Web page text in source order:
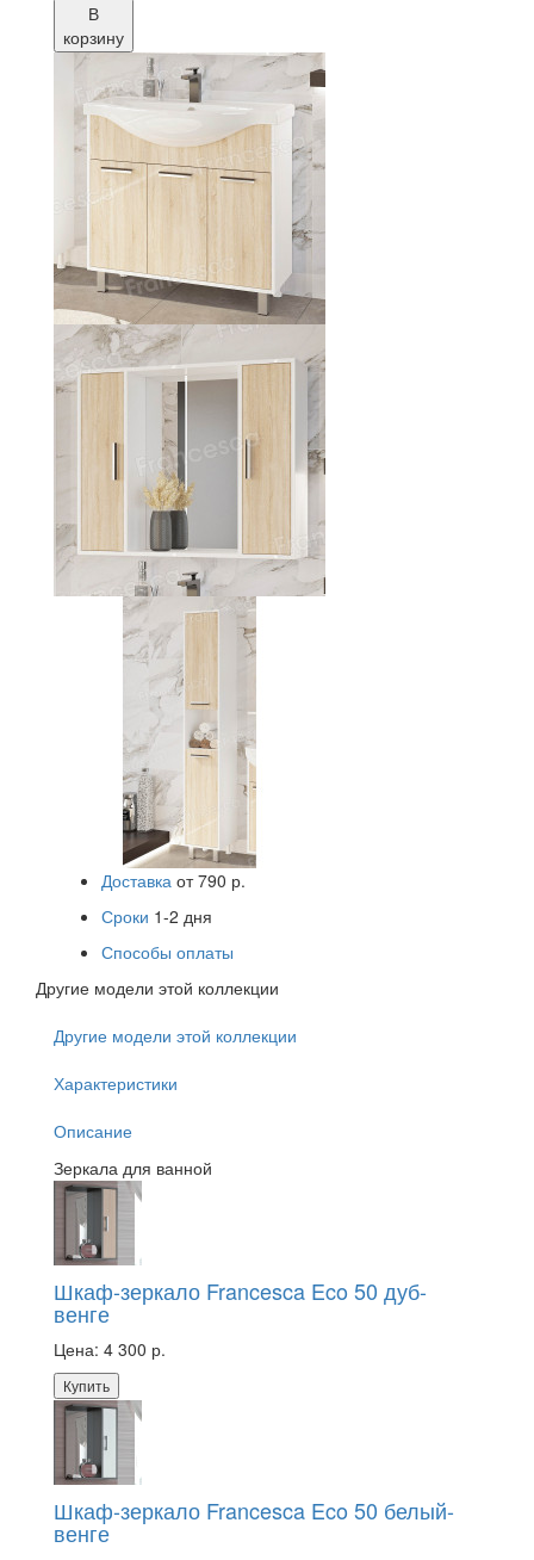
В
корзину
Тумба с раковиной Francesca Eco 90 дуб/
белый (3 дв. ум Classic 90)
Цена:
Шкаф-зеркало Francesca Eco 90 дуб/
белый
6 330 р.
Пенал Francesca Eco 30 дуб/белый (2дв.
универсальный)
7 520 р.
Доставка от 790 р.
Сроки 1-2 дня
Способы оплаты
Другие модели этой коллекции
Другие модели этой коллекции
Характеристики
Описание
Зеркала для ванной
Шкаф-зеркало Francesca Eco 50 дуб-
венге
Цена: 4 300 р.
Купить
Шкаф-зеркало Francesca Eco 50 белый-
венге